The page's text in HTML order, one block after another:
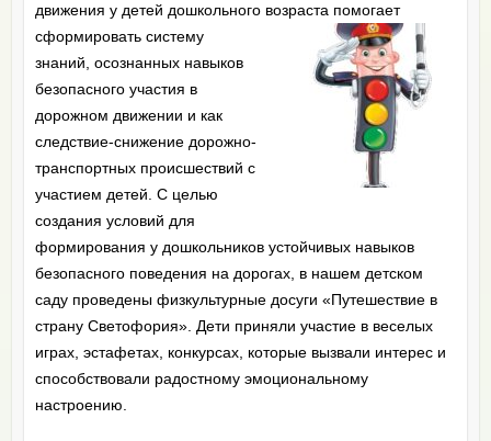
движения у детей дошкольноговозраста помогает
сформировать систему
знаний, осознанных навыков
безопасного участия в
дорожном движении и как
следствие-снижение дорожно-
транспортных происшествий с
участием детей. С целью
создания условий для
формирования у дошкольников устойчивых навыков
безопасного поведения на дорогах, в нашем детском
саду проведены физкультурные досуги «Путешествие в
страну Светофория». Дети приняли участие в веселых
играх, эстафетах, конкурсах, которые вызвали интерес и
способствовали радостному эмоциональному
настроению.